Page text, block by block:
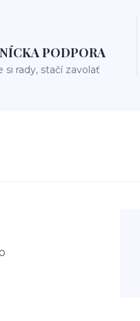
PODPORA
si rady, stačí zavolať